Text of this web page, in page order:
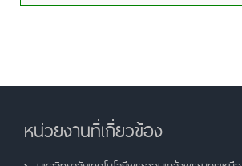
หน่วยงานที่เกี่ยวข้อง